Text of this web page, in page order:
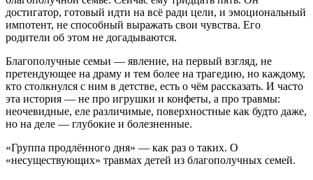
достигатор, готовый идти на всё ради цели, и эмоциональный
импотент, не способный выражать свои чувства. Его
родители об этом не догадываются.
Благополучные семьи — явление, на первый взгляд, не
претендующее на драму и тем более на трагедию, но каждому,
кто столкнулся с ним в детстве, есть о чём рассказать. И часто
эта история — не про игрушки и конфеты, а про травмы:
неочевидные, еле различимые, поверхностные как будто даже,
но на деле — глубокие и болезненные.
«Группа продлённого дня» — как раз о таких. О
«несуществующих» травмах детей из благополучных семей.